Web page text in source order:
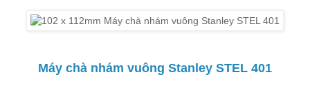
Máy chà nhám vuông Stanley STEL 401